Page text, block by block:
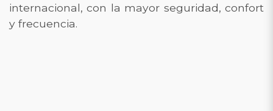
internacional, con la mayor seguridad, confort
y frecuencia.